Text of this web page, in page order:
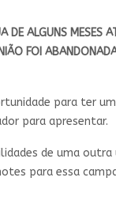
DE ALGUNS MESES
FOI
para ter
para apresentar.
de uma
para essa